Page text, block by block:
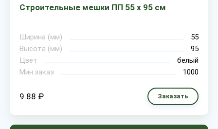
Строительные мешки ПП 55 х 95 см
Ширина (мм)
55
Высота (мм)
95
Цвет
белый
Мин.заказ
1000
9.88 ₽ Заказать